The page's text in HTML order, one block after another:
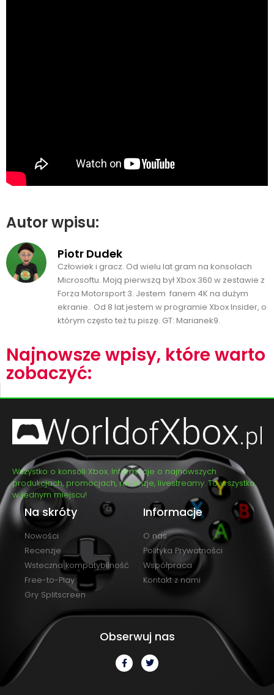
Autor wpisu:
Piotr Dudek
Człowiek i gracz. Od wielu lat gram na konsolach
Microsoftu. Moją pierwszą był Xbox 360 w zestawie z
Forza Motorsport 3. Jestem fanem 4K na dużym
ekranie. Od 8 lat jestem w programie Xbox Insider, o
którym często też tu piszę. GT: Marianek9.
Najnowsze wpisy, które warto
zobaczyć:
Wszystko o konsoli Xbox. Informacje o najnowszych
produkcjach, promocjach, recenzje, livestreamy. To wszystko
w jednym miejscu!
Na skróty
Nowości
Recenzje
Wsteczna kompatybilność
Free-to-Play
Gry Splitscreen
Informacje
O nas
Polityka Prywatności
Współpraca
Kontakt z nami
Obserwuj nas